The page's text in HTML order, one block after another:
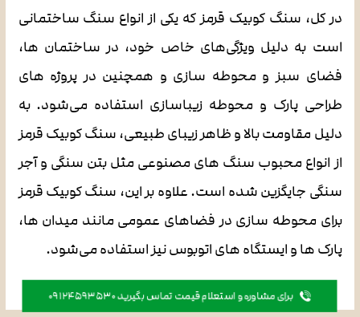
در کل، سنگ کوبیک قرمز که یکی از انواع سنگ ساختمانی
است به دلیل ویژگی‌های خاص خود، در ساختمان ها،
فضای سبز و محوطه سازی و همچنین در پروژه های
طراحی پارک و محوطه زیباسازی استفاده می‌شود. به
دلیل مقاومت بالا و ظاهر زیبای طبیعی، سنگ کوبیک قرمز
از انواع محبوب سنگ های مصنوعی مثل بتن سنگی و آجر
سنگی جایگزین شده است. علاوه بر این، سنگ کوبیک قرمز
برای محوطه سازی در فضاهای عمومی مانند میدان ها،
پارک ها و ایستگاه های اتوبوس نیز استفاده می‌شود.
برای مشاوره و استعلام قیمت تماس بگیرید 09124593530